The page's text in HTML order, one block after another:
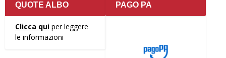
QUOTE ALBO
Clicca qui per leggere
le informazioni
PAGO PA